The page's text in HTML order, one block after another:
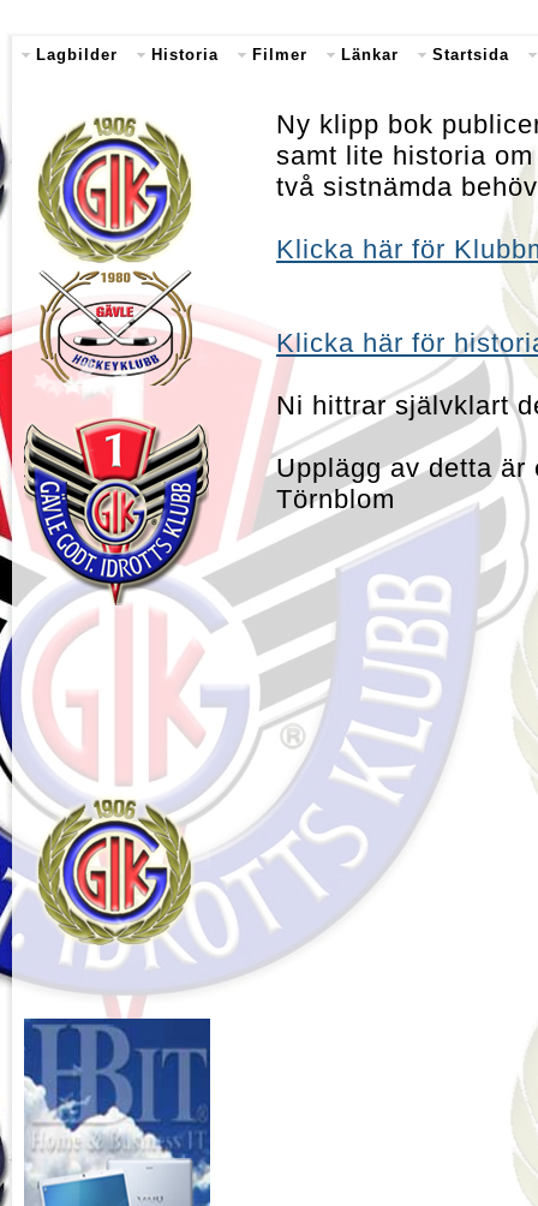
Lagbilder Historia Filmer Länkar Startsida
Ny klipp bok
samt lite historia
två sistnämda
Klicka här för
Klicka här för
Ni hittrar självklart
Upplägg av detta är
Törnblom